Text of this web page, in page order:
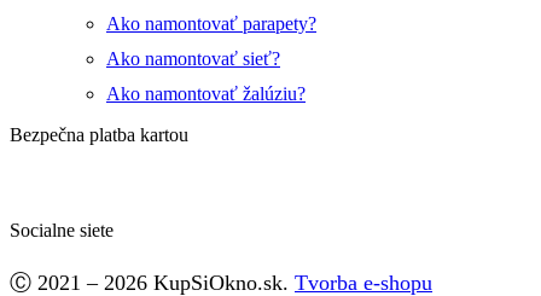
Ako namontovať parapety?
Ako namontovať sieť?
Ako namontovať žalúziu?
Bezpečna platba kartou
Socialne siete
Facebook
Ⓒ 2021 – 2026 KupSiOkno.sk. Tvorba e-shopu